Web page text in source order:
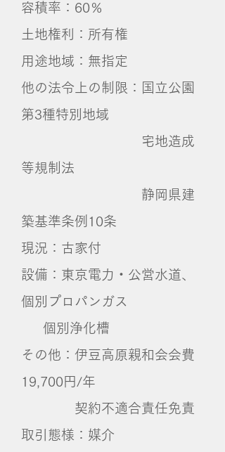
容積率：60％
土地権利：所有権
用途地域：無指定
他の法令上の制限：国立公園
第3種特別地域
宅地造成
等規制法
静岡県建
築基準条例10条
現況：古家付
設備：東京電力・公営水道、
個別プロパンガス
個別浄化槽
その他：伊豆高原親和会会費
19,700円/年
契約不適合責任免責
取引態様：媒介